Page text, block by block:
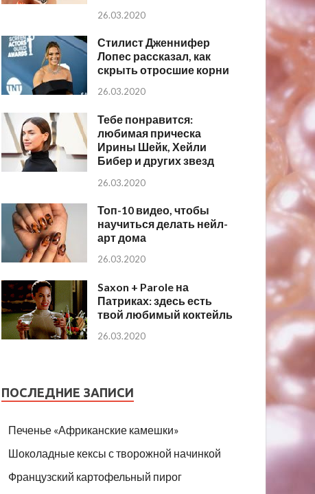
26.03.2020
Стилист Дженнифер
Лопес рассказал, как
скрыть отросшие корни
26.03.2020
Тебе понравится:
любимая прическа
Ирины Шейк, Хейли
Бибер и других звезд
26.03.2020
Топ-10 видео, чтобы
научиться делать нейл-
арт дома
26.03.2020
Saxon + Parole на
Патриках: здесь есть
твой любимый коктейль
26.03.2020
ПОСЛЕДНИЕ ЗАПИСИ
Печенье «Африканские камешки»
Шоколадные кексы с творожной начинкой
Французский картофельный пирог